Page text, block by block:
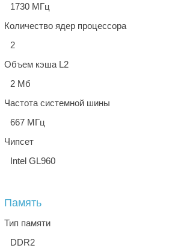
1730 МГц
Количество ядер процессора
2
Объем кэша L2
2 Мб
Частота системной шины
667 МГц
Чипсет
Intel GL960
Память
Тип памяти
DDR2